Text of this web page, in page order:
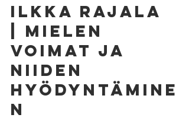
Ilkka Rajala
| Mielen
voimat ja
niiden
hyödyntämine
n